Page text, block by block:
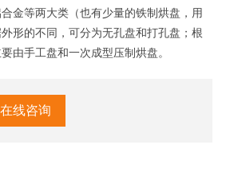
金等两大类（也有少量的铁制烘盘，用
形的不同，可分为无孔盘和打孔盘；根
由手工盘和一次成型压制烘盘。
在线咨询